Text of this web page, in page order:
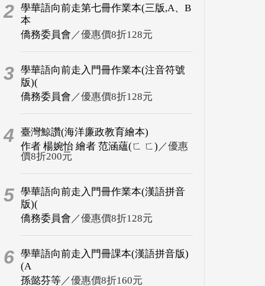
2 學華語向前走第七冊作業本(三版,A、B
本
僑務委員會 ／優惠價8折128元
3 學華語向前走入門冊作業本(注音符號
版)(
僑務委員會 ／優惠價8折128元
4
臺灣鯨讚(海洋廉政教育繪本)
作者 楊婉怡 繪者 范涵蘊(ㄈ ㄈ) ／優惠
價8折200元
5 學華語向前走入門冊作業本(漢語拼音
版)(
僑務委員會 ／優惠價8折128元
6 學華語向前走入門冊課本(漢語拼音版)
(A
孫懿芬等／優惠價8折160元